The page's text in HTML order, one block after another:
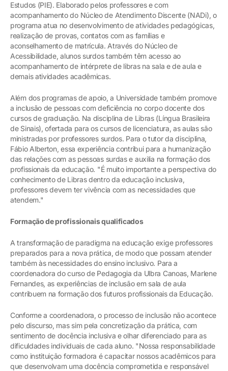
Estudos (PIE). Elaborado pelos professores e com
acompanhamento do Núcleo de Atendimento Discente (NADi), o
programa atua no desenvolvimento de atividades pedagógicas,
realização de provas, contatos com as famílias e
aconselhamento de matrícula. Através do Núcleo de
Acessibilidade, alunos surdos também têm acesso ao
acompanhamento de intérprete de libras na sala e de aula e
demais atividades acadêmicas.
Além dos programas de apoio, a Universidade também promove
a inclusão de pessoas com deficiência no corpo docente dos
cursos de graduação. Na disciplina de Libras (Língua Brasileira
de Sinais), ofertada para os cursos de licenciatura, as aulas são
ministradas por professores surdos. Para o tutor da disciplina,
Fábio Alberton, essa experiência contribui para a humanização
das relações com as pessoas surdas e auxilia na formação dos
profissionais da educação. "É muito importante a perspectiva do
conhecimento de Libras dentro da educação inclusiva,
professores devem ter vivência com as necessidades que
atendem."
Formação de profissionais qualificados
A transformação de paradigma na educação exige professores
preparados para a nova prática, de modo que possam atender
também às necessidades do ensino inclusivo. Para a
coordenadora do curso de Pedagogia da Ulbra Canoas, Marlene
Fernandes, as experiências de inclusão em sala de aula
contribuem na formação dos futuros profissionais da Educação.
Conforme a coordenadora, o processo de inclusão não acontece
pelo discurso, mas sim pela concretização da prática, com
sentimento de docência inclusiva e olhar diferenciado para as
dificuldades individuais de cada aluno. "Nossa responsabilidade
como instituição formadora é capacitar nossos acadêmicos para
que desenvolvam uma docência comprometida e responsável